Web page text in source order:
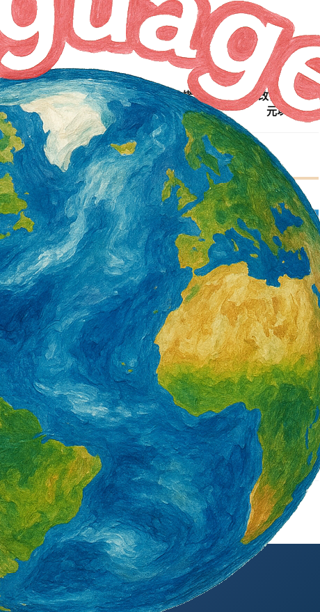
NEXT ARTICLE
夏季將至 雇主應落實熱危害預防措施 經限期仍未改善 將處3萬
元以上罰鍰
署產投下半年開辦900
營造類移工6月底突破3萬5千人 年增1千8
百人 一般營造增加最多
2 天 AGO
外籍勞工通訊社版權所有 ©